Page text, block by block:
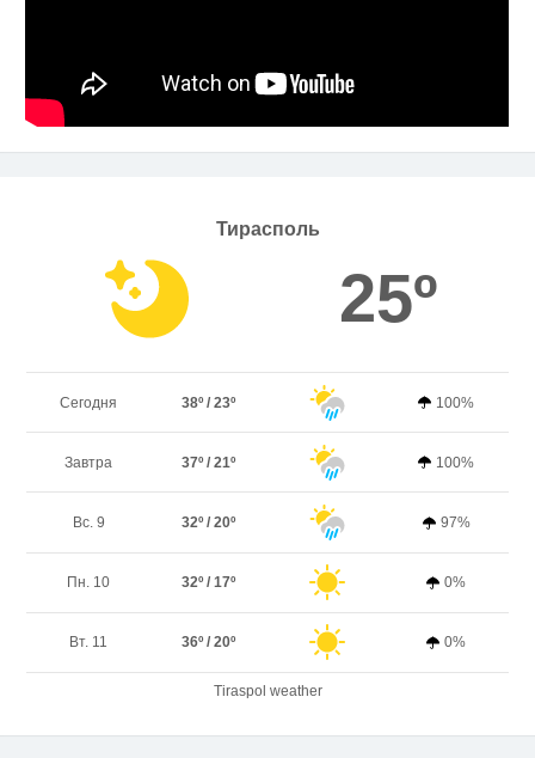
Тирасполь
25º
Сегодня 38º / 23º 100%
Завтра 37º / 21º 100%
Вс. 9 32º / 20º 97%
Пн. 10 32º / 17º 0%
Вт. 11 36º / 20º 0%
Tiraspol weather